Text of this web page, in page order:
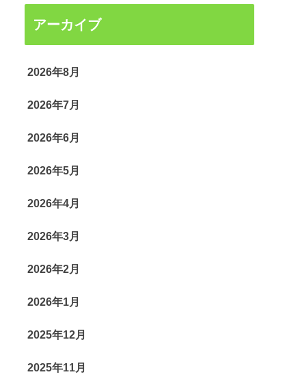
アーカイブ
2026年8月
2026年7月
2026年6月
2026年5月
2026年4月
2026年3月
2026年2月
2026年1月
2025年12月
2025年11月